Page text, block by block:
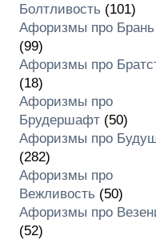
Болтливость (101)
Афоризмы про Брань
(99)
Афоризмы про
(18)
Афоризмы про
Брудершафт(50)
Афоризмы про
(282)
Афоризмы про
Вежливость (50)
Афоризмы про
(52)